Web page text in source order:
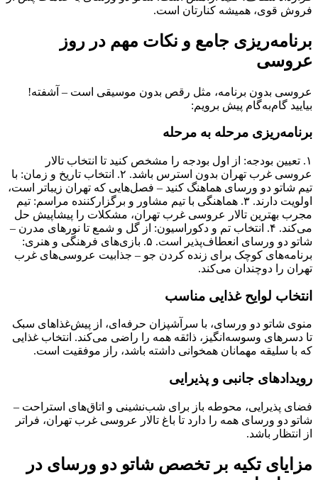
فروش قوی، همیشه کنارتان است.
برنامه‌ریزی جامع و نکات مهم در روز
عروسی
عروسی بدون برنامه، مثل رقص بدون موسیقی است – آشفته!
بیایید گام‌به‌گام پیش برویم:
برنامه‌ریزی مرحله به مرحله
۱. تعیین بودجه: از اول بودجه را مشخص کنید تا انتخاب تالار
عروسی غرب تهران بدون استرس باشد. ۲. انتخاب تاریخ و زمان: با
تیم شاتو دو ورسای هماهنگ کنید – فصل‌هایی که تهران زیباتر است،
اولویت دارند. ۳. هماهنگی با تیم مشاور و برگزارکننده مراسم: تیم
مجرب بهترین تالار عروسی غرب تهران، مشکلات را پیشاپیش حل
می‌کند. ۴. انتخاب تم و دکوراسیون: از گل و شمع تا نورهای مدرن –
شاتو دو ورسای انعطاف‌پذیر است. ۵. بازی‌های فرهنگی و هنری:
برنامه‌های کوچک برای زنده کردن جو – جذابیت عروسی‌های غرب
تهران را دوچندان می‌کند.
انتخاب لوایح غذایی مناسب
منوی شاتو دو ورسای، با سرآشپزان حرفه‌ای، از پیش‌غذاهای سبک
تا دسرهای وسوسه‌انگیز، ذائقه همه را راضی می‌کند. انتخاب غذایی
که با سلیقه مهمانان همخوانی داشته باشد، راز موفقیت است.
رویدادهای جانبی و پذیرایی
فضای پذیرایی، محوطه باز برای شب‌نشینی و اتاق‌های استراحت –
شاتو دو ورسای همه را دارد تا باغ تالار عروسی غرب تهران، فراتر
از انتظار باشد.
مزایای تکیه بر تخصص شاتو دو ورسای در